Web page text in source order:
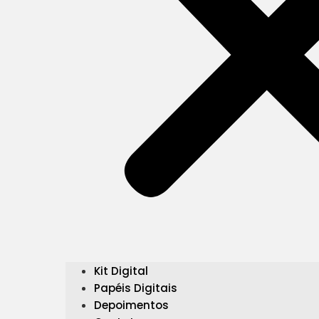
Kit Digital
Papéis Digitais
Depoimentos